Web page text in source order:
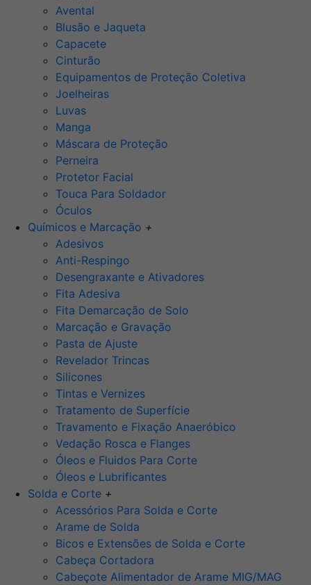
Avental
Blusão e Jaqueta
Capacete
Cinturão
Equipamentos de Proteção Coletiva
Joelheiras
Luvas
Manga
Máscara de Proteção
Perneira
Protetor Facial
Touca Para Soldador
Óculos
Químicos e Marcação +
Adesivos
Anti-Respingo
Desengraxante e Ativadores
Fita Adesiva
Fita Demarcação de Solo
Marcação e Gravação
Pasta de Ajuste
Revelador Trincas
Silicones
Tintas e Vernizes
Tratamento de Superfície
Travamento e Fixação Anaeróbico
Vedação Rosca e Flanges
Óleos e Fluidos Para Corte
Óleos e Lubrificantes
Solda e Corte +
Acessórios Para Solda e Corte
Arame de Solda
Bicos e Extensões de Solda e Corte
Cabeça Cortadora
Cabeçote Alimentador de Arame MIG/MAG